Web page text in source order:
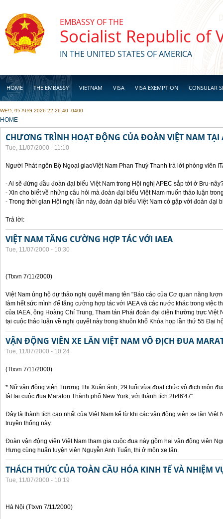
EMBASSY OF THE
Socialist Republic of
IN THE UNITED STATES OF AMERICA
HOME THE EMBASSY VIETNAM VISA VISA EXEMPTION CONSULAR
BUSINESS
WED, 05 AUG 2026 22:26:40 -0400
YOU ARE HERE
HOME
CHƯƠNG TRÌNH HOẠT ĐỘNG CỦA ĐOÀN VIỆT NAM TẠI
Tue, 11/07/2000 - 11:10
Người Phát ngôn Bộ Ngoại giaoViệt Nam Phan Thuý Thanh trả lời phóng viên
- Ai sẽ đứng đầu đoàn đại biểu Việt Nam trong Hội nghị APEC sắp tới ở Bru-
- Xin cho biết về những câu hỏi mà đoàn đại biểu Việt Nam muốn thảo luận
- Trong thời gian Hội nghị lần này, đoàn đại biểu Việt Nam có gặp với đoàn đại
Trả lời:
VIỆT NAM TĂNG CƯỜNG HỢP TÁC VỚI IAEA
Tue, 11/07/2000 - 10:30
(Ttxvn 7/11/2000)
Việt Nam ủng hộ dự thảo nghị quyết mang tên "Báo cáo của Cơ quan năng
làm hết sức mình để tăng cường hợp tác với IAEA và các nước khác trong việc
của IAEA, ông Hoàng Chí Trung, Tham tán Phái đoàn đại diện thường trực Việt
tại cuộc thảo luận về nghị quyết này trong khuôn khổ Khóa họp lần thứ 55 Đại
VẬN ĐỘNG VIÊN XE LĂN VIỆT NAM VÔ ĐỊCH ĐUA
Tue, 11/07/2000 - 10:24
(Ttxvn 7/11/2000)
* Nữ vận động viên Trương Thị Xuân ánh, 29 tuổi vừa đoạt chức vô địch môn
tật tại cuộc đua Maraton Thành phố New York, với thành tích 2h46'47".
Đây là thành tích cao nhất của Việt Nam kể từ khi các vận động viên xe lăn Việt
truyền thống này.
Đoàn vận động viên Việt Nam tham gia cuộc đua này gồm hai vận động viên
Hưng cùng huấn luyện viên Nguyễn Anh Tuấn, thi ở môn xe lăn.
THÁCH THỨC CỦA TOÀN CẦU HÓA KINH TẾ VÀ NHIỆM
Tue, 11/07/2000 - 10:19
Hà Nội (Ttxvn 7/11/2000)